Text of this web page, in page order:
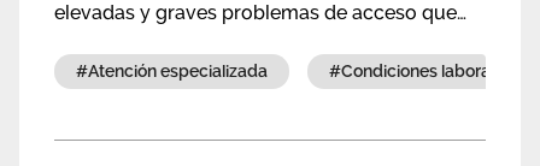
elevadas y graves problemas de acceso que
soluciones urgentes al SAS.
#atención especializada #condiciones laborales